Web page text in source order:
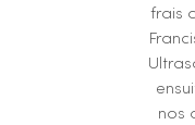
frais
nos